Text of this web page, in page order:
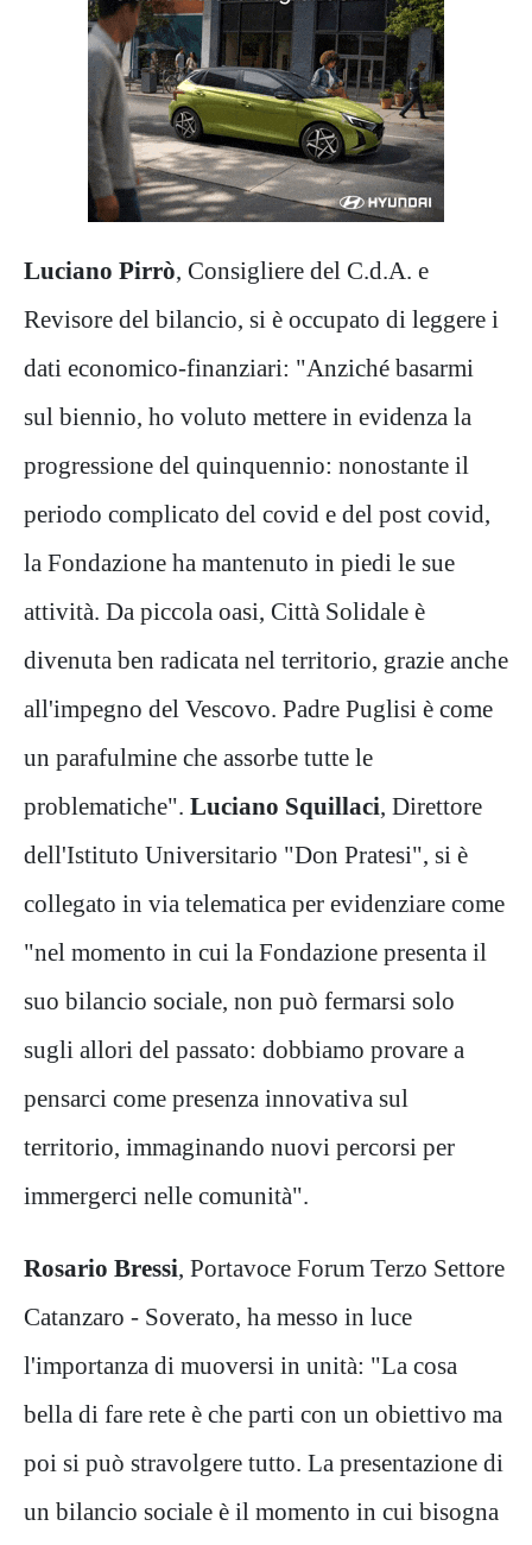
Luciano Pirrò, Consigliere del C.d.A. e
Revisore del bilancio, si è occupato di leggere i
dati economico-finanziari: "Anziché basarmi
sul biennio, ho voluto mettere in evidenza la
progressione del quinquennio: nonostante il
periodo complicato del covid e del post covid,
la Fondazione ha mantenuto in piedi le sue
attività. Da piccola oasi, Città Solidale è
divenuta ben radicata nel territorio, grazie anche
all'impegno del Vescovo. Padre Puglisi è come
un parafulmine che assorbe tutte le
problematiche". Luciano Squillaci, Direttore
dell'Istituto Universitario "Don Pratesi", si è
collegato in via telematica per evidenziare come
"nel momento in cui la Fondazione presenta il
suo bilancio sociale, non può fermarsi solo
sugli allori del passato: dobbiamo provare a
pensarci come presenza innovativa sul
territorio, immaginando nuovi percorsi per
immergerci nelle comunità".
Rosario Bressi, Portavoce Forum Terzo Settore
Catanzaro - Soverato, ha messo in luce
l'importanza di muoversi in unità: "La cosa
bella di fare rete è che parti con un obiettivo ma
poi si può stravolgere tutto. La presentazione di
un bilancio sociale è il momento in cui bisogna